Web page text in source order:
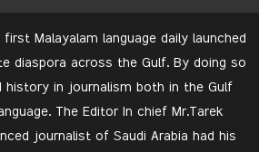
Malayalam language daily launched
diaspora across the Gulf. By doing so
history in journalism both in the Gulf
The Editor In chief Mr.Tarek
journalist of Saudi Arabia had his